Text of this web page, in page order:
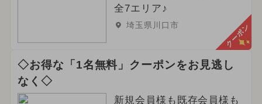
全7エリア♪
埼玉県川口市 クーポン
◇お得な「1名無料」クーポンをお見逃し
なく◇
新規会員様も既存会員様も